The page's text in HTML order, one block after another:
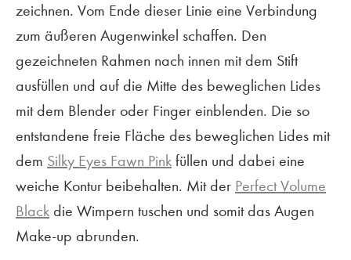
zeichnen. Vom Ende dieser Linie eine Verbindung
zum äußeren Augenwinkel schaffen. Den
gezeichneten Rahmen nach innen mit dem Stift
ausfüllen und auf die Mitte des beweglichen Lides
mit dem Blender oder Finger einblenden. Die so
entstandene freie Fläche des beweglichen Lides mit
dem Silky Eyes Fawn Pink füllen und dabei eine
weiche Kontur beibehalten. Mit der Perfect Volume
Black die Wimpern tuschen und somit das Augen
Make-up abrunden.